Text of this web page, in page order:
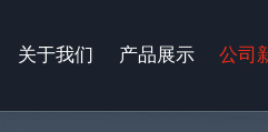
关于我们 产品展示 公司